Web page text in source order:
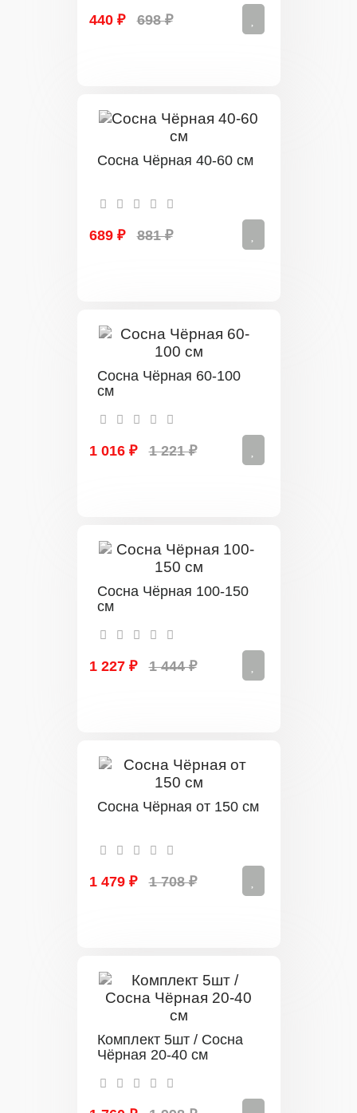
440 ₽ 698 ₽
Сосна Чёрная 40-60 см
689 ₽ 881 ₽
Сосна Чёрная 60-100
см
1 016 ₽ 1 221 ₽
Сосна Чёрная 100-150
см
1 227 ₽ 1 444 ₽
Сосна Чёрная от 150 см
1 479 ₽ 1 708 ₽
Комплект 5шт / Сосна
Чёрная 20-40 см